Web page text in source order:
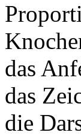
das
das
die